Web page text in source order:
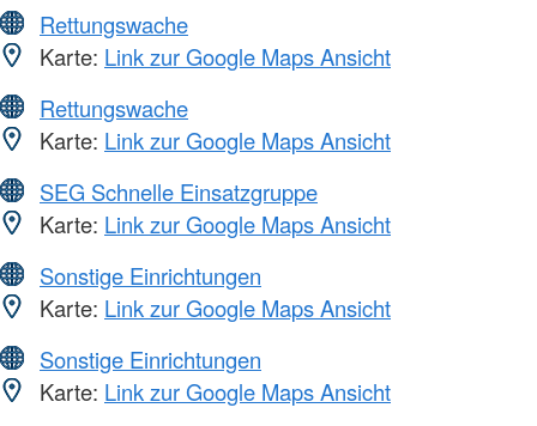
Rettungswache
Karte: Link zur Google Maps Ansicht
Rettungswache
Karte: Link zur Google Maps Ansicht
SEG Schnelle Einsatzgruppe
Karte: Link zur Google Maps Ansicht
Sonstige Einrichtungen
Karte: Link zur Google Maps Ansicht
Sonstige Einrichtungen
Karte: Link zur Google Maps Ansicht